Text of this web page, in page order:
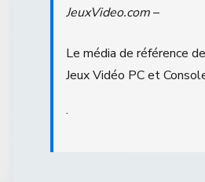
JeuxVideo.com–
Le média de référence
Jeux Vidéo PC et
.